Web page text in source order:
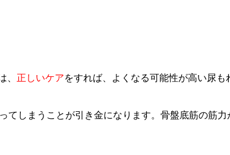
、 正しいケアをすれば、よくなる可能性が高い尿も
てしまうことが引き金になります。骨盤底筋の筋力